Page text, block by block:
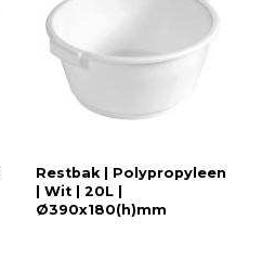
Restbak | Polypropyleen
| Wit | 20L |
Ø390x180(h)mm